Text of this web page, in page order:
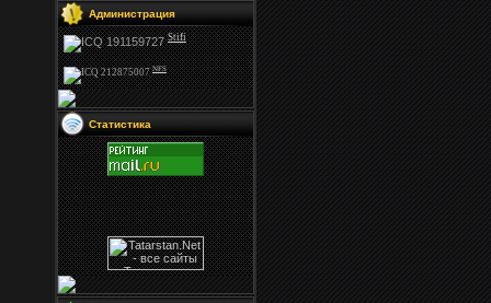
Администрация
Stifi
NFS
Статистика